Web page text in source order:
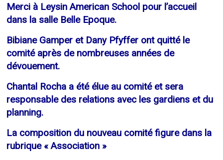
Merci à Leysin American School pour l’accueil
dans la salle Belle Epoque.
Bibiane Gamper et Dany Pfyffer ont quitté le
comité après de nombreuses années de
dévouement.
Chantal Rocha a été élue au comité et sera
responsable des relations avec les gardiens et du
planning.
La composition du nouveau comité figure dans la
rubrique « Association »